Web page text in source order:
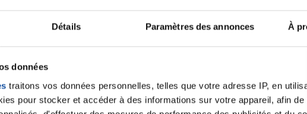
Détails Paramètres des annonces À
données
traitons vos données personnelles, telles que votre adresse IP, en
pour stocker et accéder à des informations sur votre appareil, afin de
La Ligue contre le